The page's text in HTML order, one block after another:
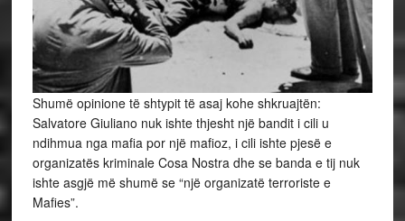
Shumë opinione të shtypit të asaj kohe shkruajtën:
Salvatore Giuliano nuk ishte thjesht një bandit i cili u
ndihmua nga mafia por një mafioz, i cili ishte pjesë e
organizatës kriminale Cosa Nostra dhe se banda e tij nuk
ishte asgjë më shumë se “një organizatë terroriste e
Mafies”.